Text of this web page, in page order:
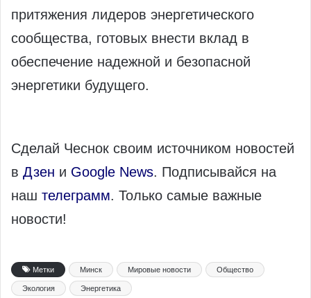
притяжения лидеров энергетического
сообщества, готовых внести вклад в
обеспечение надежной и безопасной
энергетики будущего.
Сделай Чеснок своим источником новостей
в Дзен и Google News. Подписывайся на
наш телеграмм. Только самые важные
новости!
Метки Минск Мировые новости Общество
Экология Энергетика